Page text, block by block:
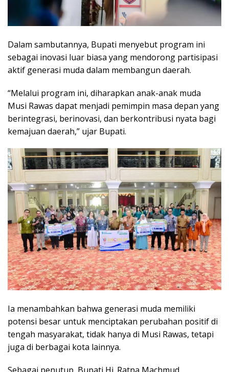
Dalam sambutannya, Bupati menyebut program ini
sebagai inovasi luar biasa yang mendorong partisipasi
aktif generasi muda dalam membangun daerah.
“Melalui program ini, diharapkan anak-anak muda
Musi Rawas dapat menjadi pemimpin masa depan yang
berintegrasi, berinovasi, dan berkontribusi nyata bagi
kemajuan daerah,” ujar Bupati.
Ia menambahkan bahwa generasi muda memiliki
potensi besar untuk menciptakan perubahan positif di
tengah masyarakat, tidak hanya di Musi Rawas, tetapi
juga di berbagai kota lainnya.